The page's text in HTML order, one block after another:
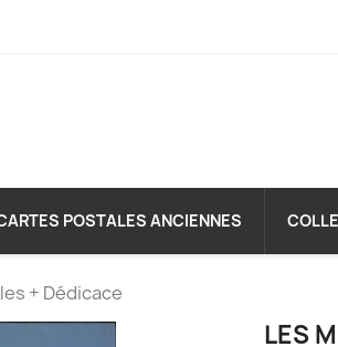
POSTALES ANCIENNES
+ Dédicace
LES